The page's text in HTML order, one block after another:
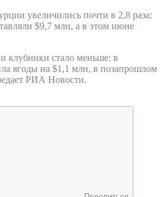
увеличились почти в 2,8 раза:
$9,7 млн, а в этом июне
клубники стало меньше: в
ягоды на $1,1 млн, в позапрошлом
РИА Новости.